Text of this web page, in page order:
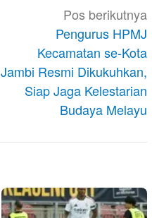
Pos berikutnya
Pengurus HPMJ
Kecamatan se-Kota
Jambi Resmi Dikukuhkan,
Siap Jaga Kelestarian
Budaya Melayu